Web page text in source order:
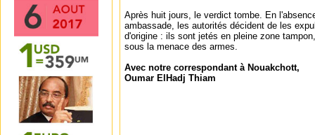
Après huit jours, le verdict tombe. En
ambassade, les autorités décident de les
d'origine : ils sont jetés en pleine zone
sous la menace des armes.
Avec notre correspondant à Nouakchott,
Oumar ElHadj Thiam